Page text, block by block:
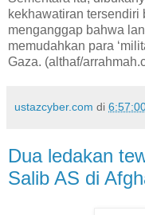
kekhawatiran tersendiri
menganggap bahwa
memudahkan para
Gaza. (althaf/
ustazcyber.com di
Dua ledakan
Salib AS di